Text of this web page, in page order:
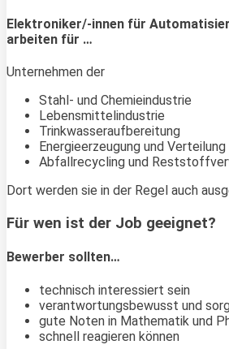
Elektroniker/-innen für
arbeiten für …
Unternehmen der
Stahl- und Chemieindustrie
Lebensmittelindustrie
Trinkwasseraufbereitung
Energieerzeugung und Verteilung
Abfallrecycling und
Dort werden sie in der Regel auch
Für wen ist der Job geeignet?
Bewerber sollten…
technisch interessiert sein
verantwortungsbewusst und
gute Noten in Mathematik und
schnell reagieren können